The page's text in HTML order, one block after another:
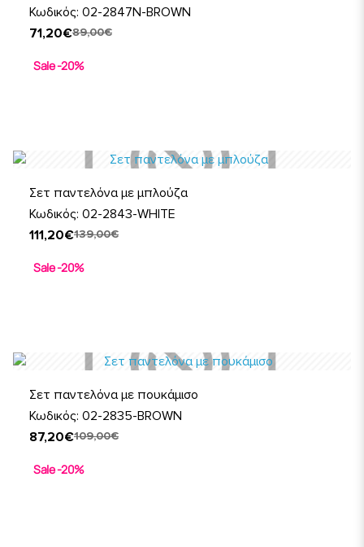
Κωδικός: 02-2847N-BROWN
71,20€89,00€
Sale -20%
Σετ παντελόνα με μπλούζα
Κωδικός: 02-2843-WHITE
111,20€139,00€
Sale -20%
Σετ παντελόνα με πουκάμισο
Κωδικός: 02-2835-BROWN
87,20€109,00€
Sale -20%